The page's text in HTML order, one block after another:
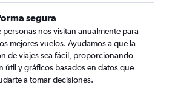
segura
personas nos visitan anualmente para
mejores vuelos. Ayudamos a que la
de viajes sea fácil, proporcionando
útil y gráficos basados en datos que
a tomar decisiones.